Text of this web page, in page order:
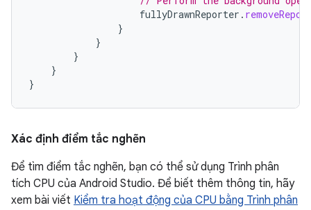
fullyDrawnReporter .
}
}
}
}
}
Xác định điểm tắc nghẽn
Để tìm điểm tắc nghẽn, bạn có thể sử dụng Trình phân
tích CPU của Android Studio. Để biết thêm thông tin, hãy
xem bài viết Kiểm tra hoạt động của CPU bằng Trình phân